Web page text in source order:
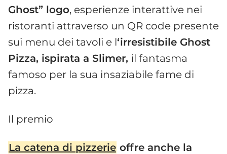
Ghost” logo, esperienze interattive nei
ristoranti attraverso un QR code presente
sui menu dei tavoli e l‘irresistibile Ghost
Pizza, ispirata a Slimer, il fantasma
famoso per la sua insaziabile fame di
pizza.
Il premio
La catena di pizzerie offre anche la